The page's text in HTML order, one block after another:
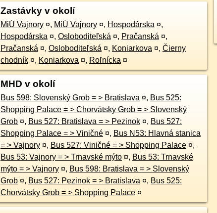
Zastávky v okolí
MiÚ Vajnory ¤, MiÚ Vajnory ¤, Hospodárska ¤,
Hospodárska ¤, Osloboditeľská ¤, Pračanská ¤,
Pračanská ¤, Osloboditeľská ¤, Koniarkova ¤, Čierny
chodník ¤, Koniarkova ¤, Roľnícka ¤
MHD v okolí
Bus 598: Slovenský Grob = > Bratislava ¤, Bus 525:
Shopping Palace = > Chorvátsky Grob = > Slovenský
Grob ¤, Bus 527: Bratislava = > Pezinok ¤, Bus 527:
Shopping Palace = > Viničné ¤, Bus N53: Hlavná stanica
= > Vajnory ¤, Bus 527: Viničné = > Shopping Palace ¤,
Bus 53: Vajnory = > Trnavské mýto ¤, Bus 53: Trnavské
mýto = > Vajnory ¤, Bus 598: Bratislava = > Slovenský
Grob ¤, Bus 527: Pezinok = > Bratislava ¤, Bus 525:
Chorvátsky Grob = > Shopping Palace ¤